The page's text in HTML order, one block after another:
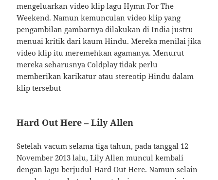
mengeluarkan video klip lagu Hymn For The
Weekend. Namun kemunculan video klip yang
pengambilan gambarnya dilakukan di India justru
menuai kritik dari kaum Hindu. Mereka menilai jika
video klip itu meremehkan agamanya. Menurut
mereka seharusnya Coldplay tidak perlu
memberikan karikatur atau stereotip Hindu dalam
klip tersebut
Hard Out Here – Lily Allen
Setelah vacum selama tiga tahun, pada tanggal 12
November 2013 lalu, Lily Allen muncul kembali
dengan lagu berjudul Hard Out Here. Namun selain